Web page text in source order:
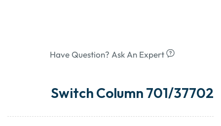
Have Question? Ask An Expert
Switch Column 701/37702